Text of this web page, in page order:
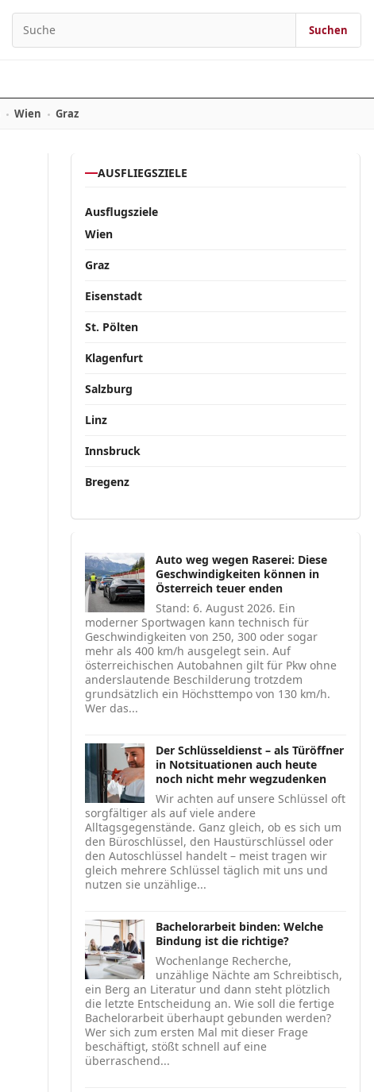
Suchen nach:
Suchen
Wien Graz
AUSFLIEGSZIELE
Ausflugsziele
Wien
Graz
Eisenstadt
St. Pölten
Klagenfurt
Salzburg
Linz
Innsbruck
Bregenz
Auto weg wegen Raserei: Diese
Geschwindigkeiten können in
Österreich teuer enden
Stand: 6. August 2026. Ein
moderner Sportwagen kann technisch für
Geschwindigkeiten von 250, 300 oder sogar
mehr als 400 km/h ausgelegt sein. Auf
österreichischen Autobahnen gilt für Pkw ohne
anderslautende Beschilderung trotzdem
grundsätzlich ein Höchsttempo von 130 km/h.
Wer das...
Der Schlüsseldienst – als Türöffner
in Notsituationen auch heute
noch nicht mehr wegzudenken
Wir achten auf unsere Schlüssel oft
sorgfältiger als auf viele andere
Alltagsgegenstände. Ganz gleich, ob es sich um
den Büroschlüssel, den Haustürschlüssel oder
den Autoschlüssel handelt – meist tragen wir
gleich mehrere Schlüssel täglich mit uns und
nutzen sie unzählige...
Bachelorarbeit binden: Welche
Bindung ist die richtige?
Wochenlange Recherche,
unzählige Nächte am Schreibtisch,
ein Berg an Literatur und dann steht plötzlich
die letzte Entscheidung an. Wie soll die fertige
Bachelorarbeit überhaupt gebunden werden?
Wer sich zum ersten Mal mit dieser Frage
beschäftigt, stößt schnell auf eine
überraschend...